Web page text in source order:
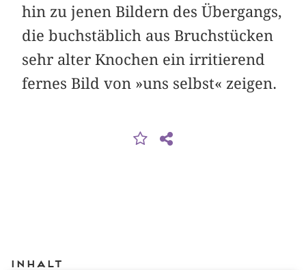
hin zu jenen Bildern des Übergangs,
die buchstäblich aus Bruchstücken
sehr alter Knochen ein irritierend
fernes Bild von »uns selbst« zeigen.
Inhalt